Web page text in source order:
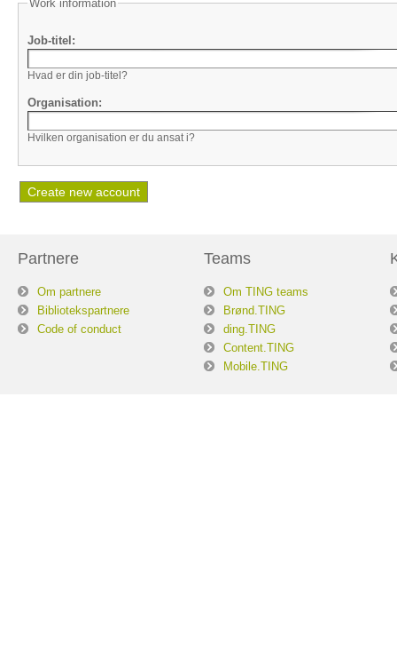
Work information
Job-titel:
Hvad er din job-titel?
Organisation:
Hvilken organisation er du ansat i?
Partnere
Om partnere
Bibliotekspartnere
Code of conduct
Teams
Om TING teams
Brønd.TING
ding.TING
Content.TING
Mobile.TING